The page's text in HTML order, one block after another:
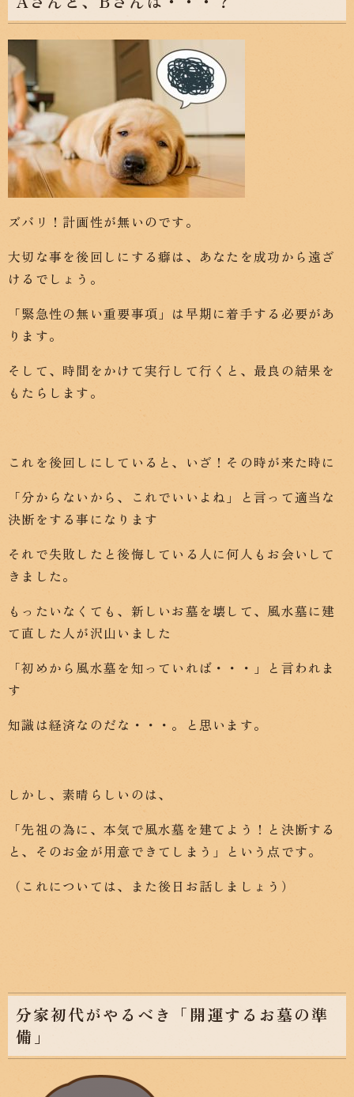
ズバリ！計画性が無いのです。
大切な事を後回しにする癖は、あなたを成功から遠ざ
けるでしょう。
「緊急性の無い重要事項」は早期に着手する必要があ
ります。
そして、時間をかけて実行して行くと、最良の結果を
もたらします。
これを後回しにしていると、いざ！その時が来た時に
「分からないから、これでいいよね」と言って適当な
決断をする事になります
それで失敗したと後悔している人に何人もお会いして
きました。
もったいなくても、新しいお墓を壊して、風水墓に建
て直した人が沢山いました
「初めから風水墓を知っていれば・・・」と言われま
す
知識は経済なのだな・・・。と思います。
しかし、素晴らしいのは、
「先祖の為に、本気で風水墓を建てよう！と決断する
と、そのお金が用意できてしまう」という点です。
（これについては、また後日お話しましょう）
分家初代がやるべき「開運するお墓の準
備」